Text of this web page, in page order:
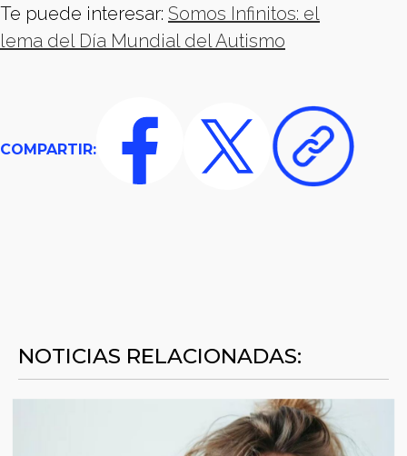
Te puede interesar: Somos Infinitos: el
lema del Día Mundial del Autismo
COMPARTIR:
NOTICIAS RELACIONADAS: